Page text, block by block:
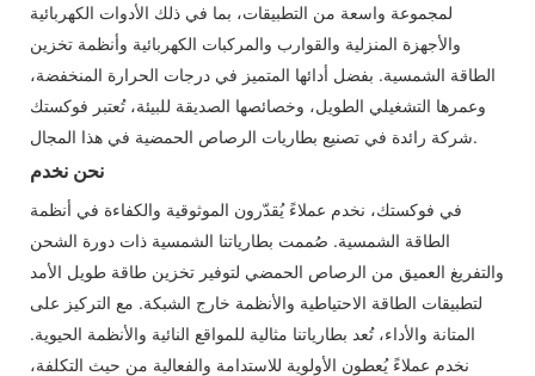
لمجموعة واسعة من التطبيقات، بما في ذلك الأدوات الكهربائية
والأجهزة المنزلية والقوارب والمركبات الكهربائية وأنظمة تخزين
الطاقة الشمسية. بفضل أدائها المتميز في درجات الحرارة المنخفضة،
وعمرها التشغيلي الطويل، وخصائصها الصديقة للبيئة، تُعتبر فوكستك
شركة رائدة في تصنيع بطاريات الرصاص الحمضية في هذا المجال.
نحن نخدم
في فوكستك، نخدم عملاءً يُقدّرون الموثوقية والكفاءة في أنظمة
الطاقة الشمسية. صُممت بطارياتنا الشمسية ذات دورة الشحن
والتفريغ العميق من الرصاص الحمضي لتوفير تخزين طاقة طويل الأمد
لتطبيقات الطاقة الاحتياطية والأنظمة خارج الشبكة. مع التركيز على
المتانة والأداء، تُعد بطارياتنا مثالية للمواقع النائية والأنظمة الحيوية.
نخدم عملاءً يُعطون الأولوية للاستدامة والفعالية من حيث التكلفة،